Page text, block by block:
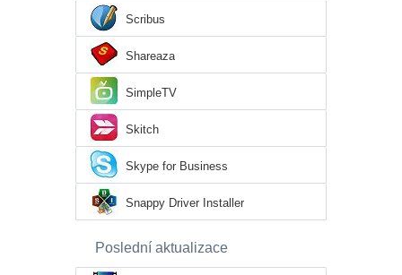
Scribus
Shareaza
SimpleTV
Skitch
Skype for Business
Snappy Driver Installer
Poslední aktualizace